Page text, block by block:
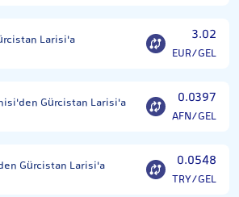
Larisi'a 3.02
EUR/GEL
Gürcistan Larisi'a 0.0397
AFN/GEL
Gürcistan Larisi'a 0.0548
TRY/GEL